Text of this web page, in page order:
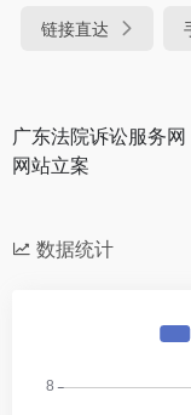
链接直达
广东法院诉讼服务
网站立案
数据统计